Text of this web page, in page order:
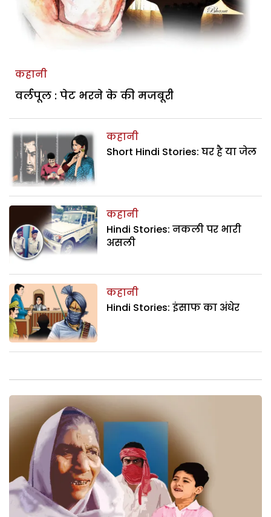
कहानी
वर्लपूल : पेट भरने के की मजबूरी
कहानी
Short Hindi Stories: घर है या जेल
कहानी
Hindi Stories: नकली पर भारी
असली
कहानी
Hindi Stories: इंसाफ का अंधेर